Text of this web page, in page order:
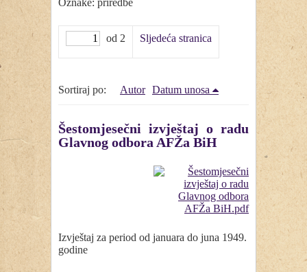
Oznake: priredbe
od 2 Sljedeća stranica
Sortiraj po: Autor Datum unosa
Šestomjesečni izvještaj o radu
Glavnog odbora AFŽa BiH
Izvještaj za period od januara do juna 1949.
godine